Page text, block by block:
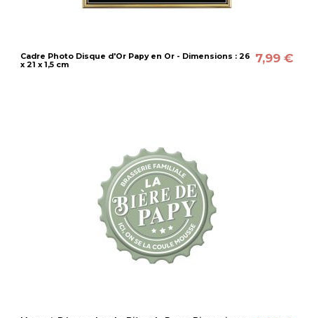
Cadre Photo Disque d'Or Papy en Or - Dimensions : 26
x 21 x 1,5 cm
7,99 €